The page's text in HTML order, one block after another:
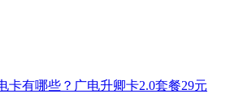
卡有哪些？广电升卿卡2.0套餐29元